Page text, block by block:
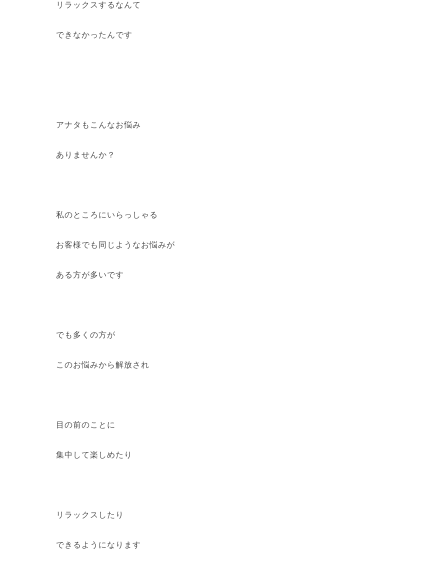
リラックスするなんて
できなかったんです
アナタもこんなお悩み
ありませんか？
私のところにいらっしゃる
お客様でも同じようなお悩みが
ある方が多いです
でも多くの方が
このお悩みから解放され
目の前のことに
集中して楽しめたり
リラックスしたり
できるようになります